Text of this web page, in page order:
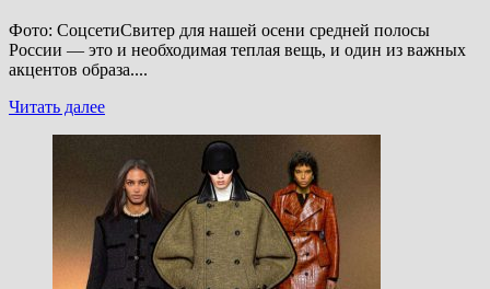
Фото: СоцсетиСвитер для нашей осени средней полосы
России — это и необходимая теплая вещь, и один из важных
акцентов образа....
Читать далееПрочитать
Утепляемся
стильно:
какие
свитеры
в
моде
осенью